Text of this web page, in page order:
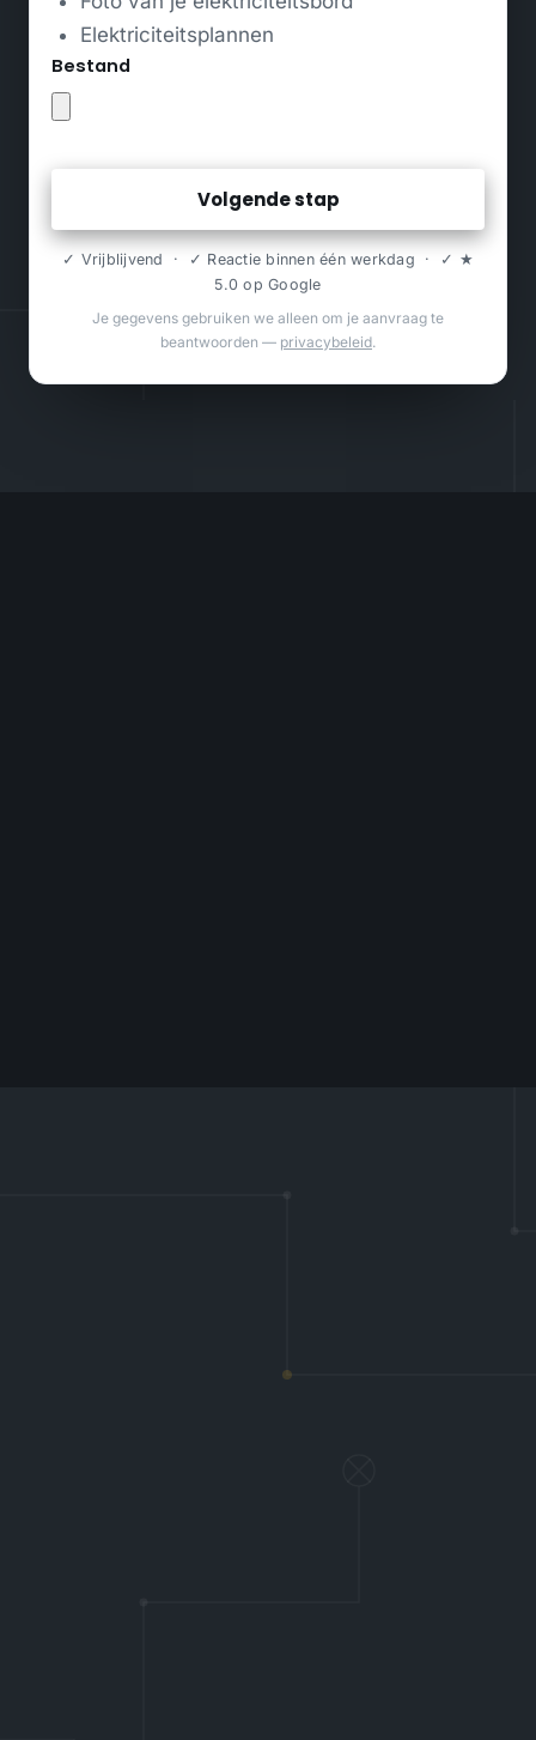
Elektriciteitsplannen
Bestand
Volgende stap
✓ Vrijblijvend · ✓ Reactie binnen één werkdag · ✓ ★
5.0 op Google
Je gegevens gebruiken we alleen om je aanvraag te
beantwoorden — privacybeleid.